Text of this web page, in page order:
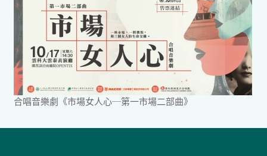
合唱音樂劇《市場女人心─第一市場二部曲》